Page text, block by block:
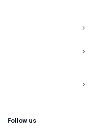
Follow us